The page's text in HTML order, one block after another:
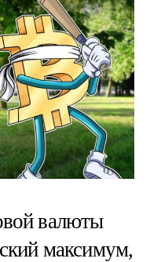
валюты
максимум,